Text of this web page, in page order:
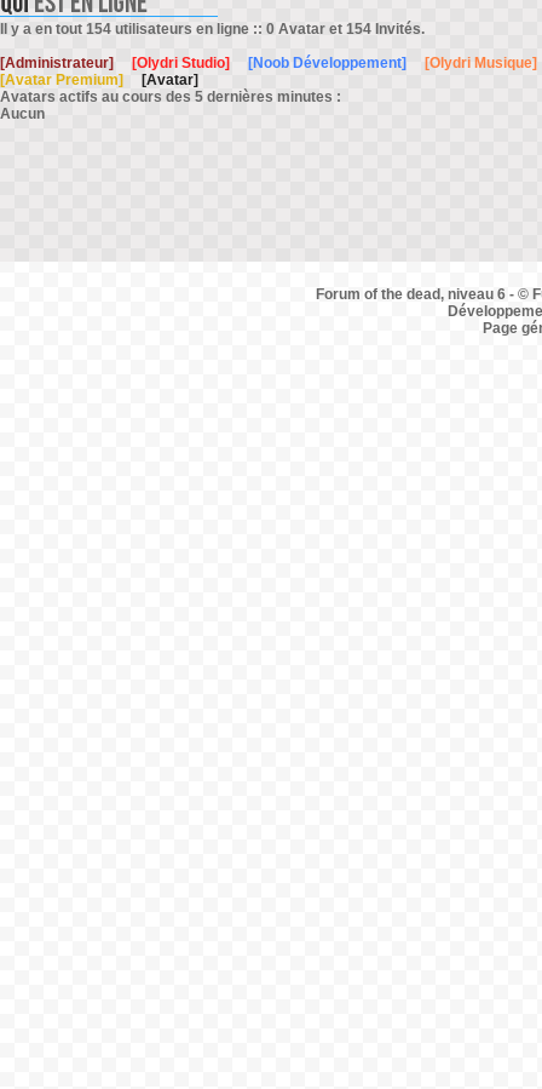
Il y a en tout 154 utilisateurs en ligne :: 0 Avatar et 154 Invités.
[Administrateur]
[Olydri Studio] [Noob Développement]
[Olydri Musique]
[Avatar Premium]
[Avatar]
Avatars actifs au cours des 5 dernières minutes :
Aucun
Forum of the dead, niveau 6 - ©
Page